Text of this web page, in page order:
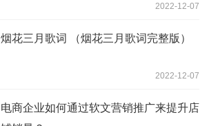
2022-12-07
烟花三月歌词 （烟花三月歌词完整版）
2022-12-07
电商企业如何通过软文营销推广来提升店